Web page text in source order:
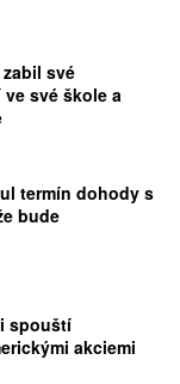
své
své škole a
termín dohody s
bude
spouští
akciemi